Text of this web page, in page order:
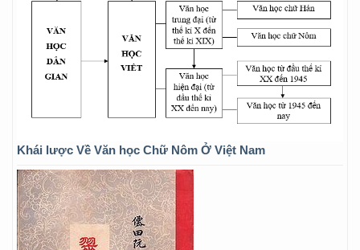
Khái lược Về Văn học Chữ Nôm Ở Việt Nam